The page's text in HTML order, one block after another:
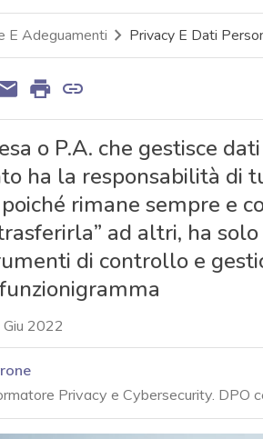
E Adeguamenti Privacy E Dati
o P.A. che gestisce
ha la responsabilità di
rimane sempre e
ad altri, ha
di controllo e
2022
Privacy e Cybersecurity.